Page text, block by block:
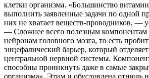
клетки организма. «Большинство
выполнить заявленные задачи по одной
них не хватает веществ-проводников, —
— Сложнее всего полезным компо­нентам
нейронам голов­ного мозга, то есть
энцефалический барьер, который
центральной нервной системы.
способны проник­нуть даже в самые